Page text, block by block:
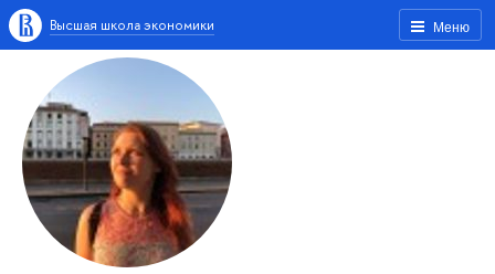
Меню
Высшая школа экономики